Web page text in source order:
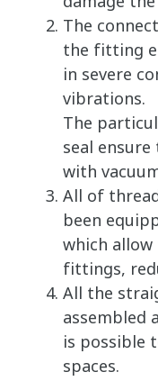
The
the fitting
in severe
vibrations.
The
seal
with
All of
been
which
fittings,
All the
assembled
is possible
spaces.